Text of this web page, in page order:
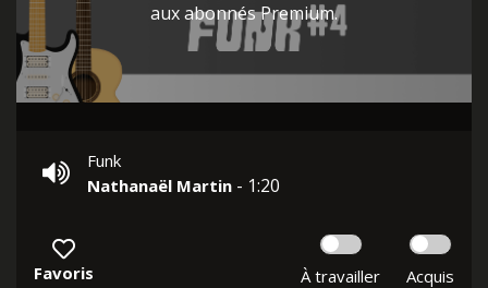
aux abonnés Premium.
Funk
Nathanaël Martin - 1:20
Favoris À travailler Acquis